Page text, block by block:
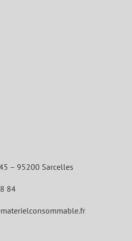
– 95200 Sarcelles
84